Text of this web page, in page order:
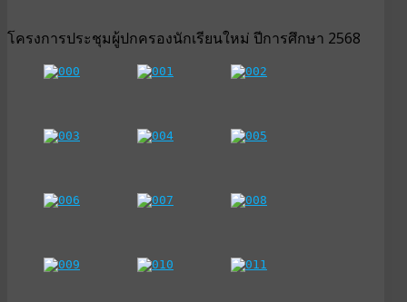
โครงการประชุมผู้ปกครองนักเรียนใหม่ ปีการศึกษา 2568